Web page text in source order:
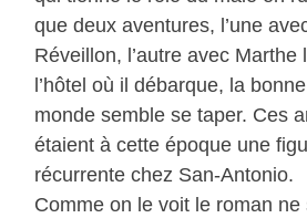
que deux aventures, l’une
Réveillon, l’autre avec Marthe
l’hôtel où il débarque, la
monde semble se taper. Ces
étaient à cette époque une
récurrente chez San-Antonio.
Comme on le voit le roman